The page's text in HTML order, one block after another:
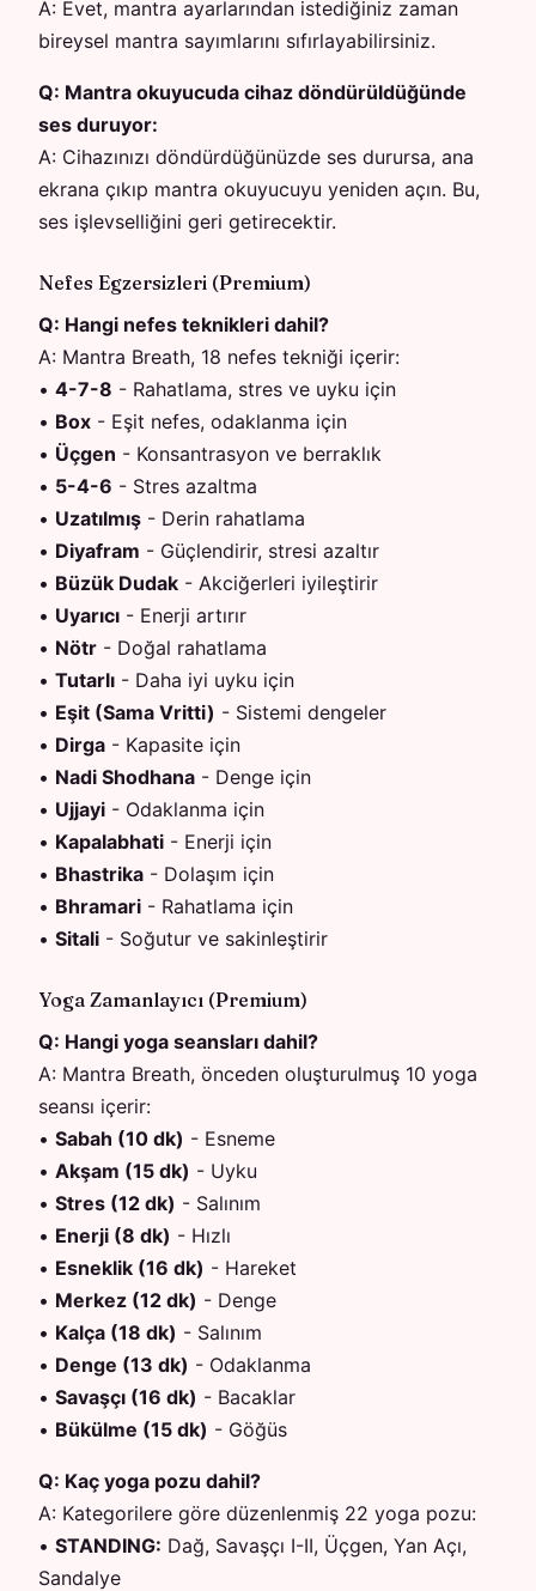
A: Evet, mantra ayarlarından istediğiniz zaman
bireysel mantra sayımlarını sıfırlayabilirsiniz.
Q: Mantra okuyucuda cihaz döndürüldüğünde
ses duruyor:
A: Cihazınızı döndürdüğünüzde ses durursa, ana
ekrana çıkıp mantra okuyucuyu yeniden açın. Bu,
ses işlevselliğini geri getirecektir.
Nefes Egzersizleri (Premium)
Q: Hangi nefes teknikleri dahil?
A: Mantra Breath, 18 nefes tekniği içerir:
• 4-7-8 - Rahatlama, stres ve uyku için
• Box - Eşit nefes, odaklanma için
• Üçgen - Konsantrasyon ve berraklık
• 5-4-6 - Stres azaltma
• Uzatılmış - Derin rahatlama
• Diyafram - Güçlendirir, stresi azaltır
• Büzük Dudak - Akciğerleri iyileştirir
• Uyarıcı - Enerji artırır
• Nötr - Doğal rahatlama
• Tutarlı - Daha iyi uyku için
• Eşit (Sama Vritti) - Sistemi dengeler
• Dirga - Kapasite için
• Nadi Shodhana - Denge için
• Ujjayi - Odaklanma için
• Kapalabhati - Enerji için
• Bhastrika - Dolaşım için
• Bhramari - Rahatlama için
• Sitali - Soğutur ve sakinleştirir
Yoga Zamanlayıcı (Premium)
Q: Hangi yoga seansları dahil?
A: Mantra Breath, önceden oluşturulmuş 10 yoga
seansı içerir:
• Sabah (10 dk) - Esneme
• Akşam (15 dk) - Uyku
• Stres (12 dk) - Salınım
• Enerji (8 dk) - Hızlı
• Esneklik (16 dk) - Hareket
• Merkez (12 dk) - Denge
• Kalça (18 dk) - Salınım
• Denge (13 dk) - Odaklanma
• Savaşçı (16 dk) - Bacaklar
• Bükülme (15 dk) - Göğüs
Q: Kaç yoga pozu dahil?
A: Kategorilere göre düzenlenmiş 22 yoga pozu:
• STANDING: Dağ, Savaşçı I-II, Üçgen, Yan Açı,
Sandalye